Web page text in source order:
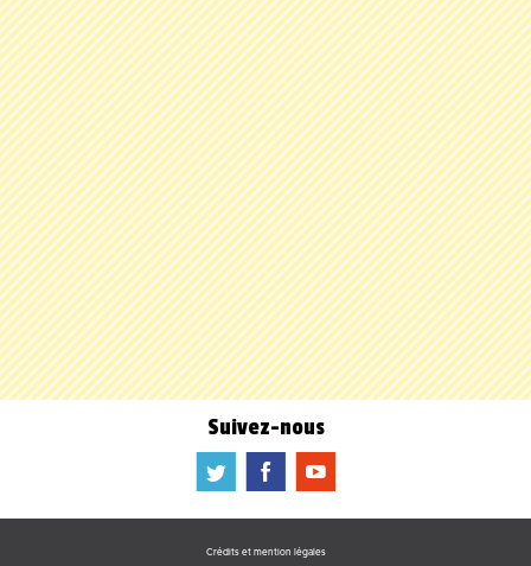
Suivez-nous
a b f
Crédits et mention légales